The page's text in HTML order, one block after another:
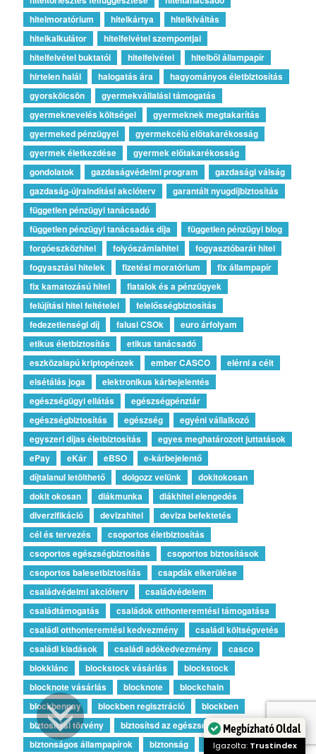
hitelmoratórium
hitelkártya
hitelkiváltás
hitelkalkulátor
hitelfelvétel szempontjai
hitelfelvétel buktatói
hitelfelvétel
hitelből állampapír
hirtelen halál
halogatás ára
hagyományos életbiztosítás
gyorskölcsön
gyermekvállalási támogatás
gyermeknevelés költségei
gyermeknek megtakarítás
gyermeked pénzügyei
gyermekcélú előtakarékosság
gyermek életkezdése
gyermek előtakarékosság
gondolatok
gazdaságvédelmi program
gazdasági válság
gazdaság-újraindítási akcióterv
garantált nyugdíjbiztosítás
független pénzügyi tanácsadó
független pénzügyi tanácsadás díja
független pénzügyi blog
forgóeszközhitel
folyószámlahitel
fogyasztóbarát hitel
fogyasztási hitelek
fizetési moratórium
fix állampapír
fix kamatozású hitel
fiatalok és a pénzügyek
felújítási hitel feltételei
felelősségbiztosítás
fedezetlenségi díj
falusi CSOk
euro árfolyam
etikus életbiztosítás
etikus tanácsadó
eszközalapú kriptopénzek
ember CASCO
elérni a célt
elsétálás joga
elektronikus kárbejelentés
egészségügyi ellátás
egészségpénztár
egészségbiztosítás
egészség
egyéni vállalkozó
egyszeri díjas életbiztosítás
egyes meghatározott juttatások
ePay
eKár eBSO
e-kárbejelentő
díjtalanul letölthető
dolgozz velünk
dokitokosan
dokit okosan
diákmunka
diákhitel elengedés
diverzifikáció
devizahitel
deviza befektetés
cél és tervezés
csoportos életbiztosítás
csoportos egészségbiztosítás
csoportos biztosítások
csoportos balesetbiztosítás
csapdák elkerülése
családvédelmi akcióterv
családvédelem
családtámogatás
családok otthonteremtési támogatása
családi otthonteremtési kedvezmény
családi költségvetés
családi kiadások
családi adókedvezmény
casco
blokklánc
blockstock vásárlás
blockstock
blocknote vásárlás
blocknote
blockchain
blockbenpay
blockben regisztráció
blockben
biztosítási törvény
biztosítsd az egészséged
biztonságos állampapírok
biztonság bitcoin
Megbízható Oldal
Igazolta: Trustindex